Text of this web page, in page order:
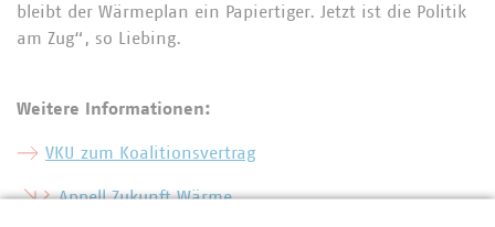
bleibt der Wärmeplan ein Papiertiger. Jetzt ist die Politik
am Zug“, so Liebing.
Weitere Informationen:
VKU zum Koalitionsvertrag
Appell Zukunft Wärme